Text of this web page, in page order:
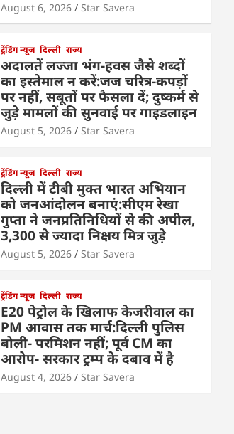
August 6, 2026 Star Savera
ट्रेंडिंग न्यूज दिल्ली राज्य
अदालतें लज्जा भंग-हवस जैसे शब्दों
का इस्तेमाल न करें:जज चरित्र-कपड़ों
पर नहीं, सबूतों पर फैसला दें; दुष्कर्म से
जुड़े मामलों की सुनवाई पर गाइडलाइन
August 5, 2026 Star Savera
ट्रेंडिंग न्यूज दिल्ली राज्य
दिल्ली में टीबी मुक्त भारत अभियान
को जनआंदोलन बनाएं:सीएम रेखा
गुप्ता ने जनप्रतिनिधियों से की अपील,
3,300 से ज्यादा निक्षय मित्र जुड़े
August 5, 2026 Star Savera
ट्रेंडिंग न्यूज दिल्ली राज्य
E20 पेट्रोल के खिलाफ केजरीवाल का
PM आवास तक मार्च:दिल्ली पुलिस
बोली- परमिशन नहीं; पूर्व CM का
आरोप- सरकार ट्रम्प के दबाव में है
August 4, 2026 Star Savera